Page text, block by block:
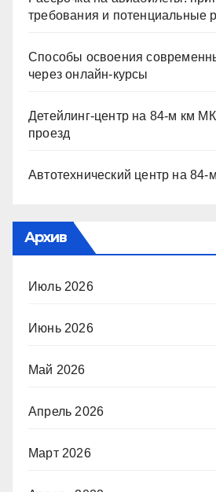
требования и потенциальные
Способы освоения
через онлайн-курсы
Детейлинг-центр на 84-м км
проезд
Автотехнический центр на
Архив
Июль 2026
Июнь 2026
Май 2026
Апрель 2026
Март 2026